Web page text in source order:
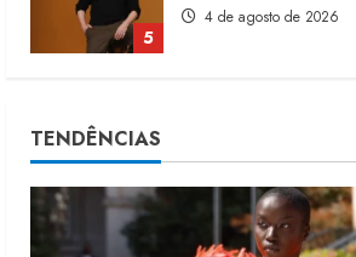
1
6 de agosto de 2026
2
TENDÊNCIAS